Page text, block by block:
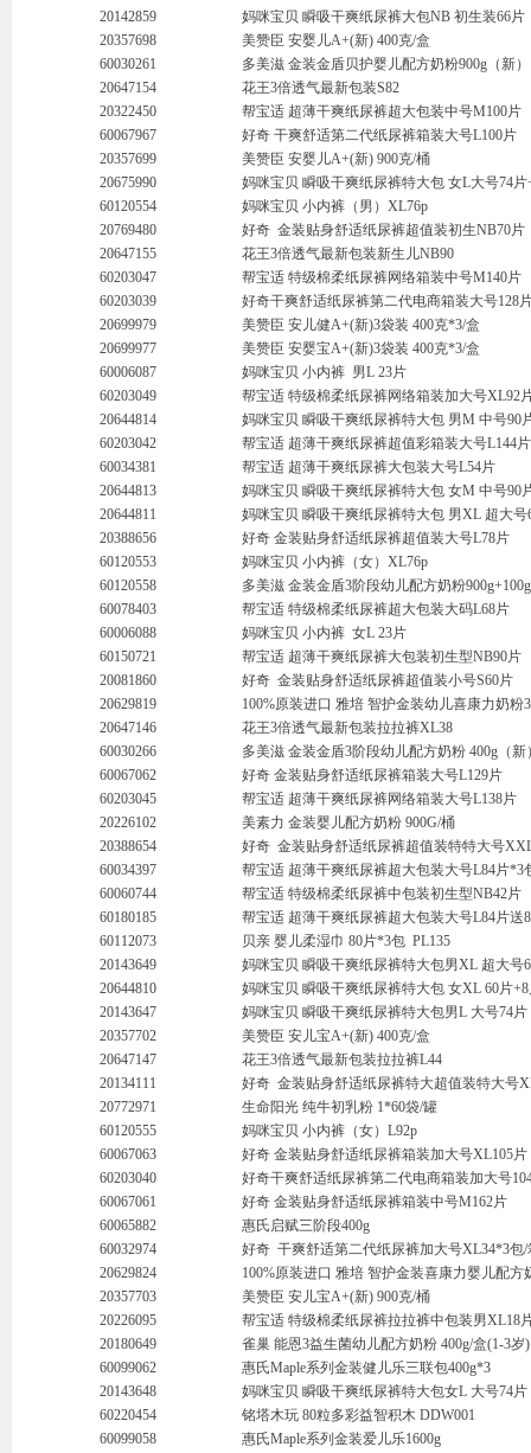
20142859
妈咪宝贝 瞬吸干爽纸尿裤大包NB 初生装66片
20357698
美赞臣 安婴儿A+(新) 400克/盒
60030261
多美滋 金装金盾贝护婴儿配方奶粉900g（新）
20647154
花王3倍透气最新包装S82
20322450
帮宝适 超薄干爽纸尿裤超大包装中号M100片
60067967
好奇 干爽舒适第二代纸尿裤箱装大号L100片
20357699
美赞臣 安婴儿A+(新) 900克/桶
20675990
妈咪宝贝 瞬吸干爽纸尿裤特大包 女L大号74片
60120554
妈咪宝贝 小内裤（男）XL76p
20769480
好奇 金装贴身舒适纸尿裤超值装初生NB70片
20647155
花王3倍透气最新包装新生儿NB90
60203047
帮宝适 特级棉柔纸尿裤网络箱装中号M140片
60203039
好奇干爽舒适纸尿裤第二代电商箱装大号128
20699979
美赞臣 安儿健A+(新)3袋装 400克*3/盒
20699977
美赞臣 安婴宝A+(新)3袋装 400克*3/盒
60006087
妈咪宝贝 小内裤 男L 23片
60203049
帮宝适 特级棉柔纸尿裤网络箱装加大号XL92
20644814
妈咪宝贝 瞬吸干爽纸尿裤特大包 男M 中号90
60203042
帮宝适 超薄干爽纸尿裤超值彩箱装大号L144片
60034381
帮宝适 超薄干爽纸尿裤大包装大号L54片
20644813
妈咪宝贝 瞬吸干爽纸尿裤特大包 女M 中号90
20644811
妈咪宝贝 瞬吸干爽纸尿裤特大包 男XL 超大号
20388656
好奇 金装贴身舒适纸尿裤超值装大号L78片
60120553
妈咪宝贝 小内裤（女）XL76p
60120558
多美滋 金装金盾3阶段幼儿配方奶粉
60078403
帮宝适 特级棉柔纸尿裤超大包装大码L68片
60006088
妈咪宝贝 小内裤 女L 23片
60150721
帮宝适 超薄干爽纸尿裤大包装初生型NB90片
20081860
好奇 金装贴身舒适纸尿裤超值装小号S60片
20629819
100%原装进口 雅培 智护金装幼儿喜康力奶粉
20647146
花王3倍透气最新包装拉拉裤XL38
60030266
多美滋 金装金盾3阶段幼儿配方奶粉 400g（新
60067062
好奇 金装贴身舒适纸尿裤箱装大号L129片
60203045
帮宝适 超薄干爽纸尿裤网络箱装大号L138片
20226102
美素力 金装婴儿配方奶粉 900G/桶
20388654
好奇 金装贴身舒适纸尿裤超值装特特大号
60034397
帮宝适 超薄干爽纸尿裤超大包装大号L84片*3
60060744
帮宝适 特级棉柔纸尿裤中包装初生型NB42片
60180185
帮宝适 超薄干爽纸尿裤超大包装大号L84片送
60112073
贝亲 婴儿柔湿巾 80片*3包 PL135
20143649
妈咪宝贝 瞬吸干爽纸尿裤特大包男XL 超大号
20644810
妈咪宝贝 瞬吸干爽纸尿裤特大包 女XL 60片
20143647
妈咪宝贝 瞬吸干爽纸尿裤特大包男L 大号74片
20357702
美赞臣 安儿宝A+(新) 400克/盒
20647147
花王3倍透气最新包装拉拉裤L44
20134111
好奇 金装贴身舒适纸尿裤特大超值装特大号
20772971
生命阳光 纯牛初乳粉 1*60袋/罐
60120555
妈咪宝贝 小内裤（女）L92p
60067063
好奇 金装贴身舒适纸尿裤箱装加大号XL105片
60203040
好奇干爽舒适纸尿裤第二代电商箱装加大号
60067061
好奇 金装贴身舒适纸尿裤箱装中号M162片
60065882
惠氏启赋三阶段400g
60032974
好奇 干爽舒适第二代纸尿裤加大号XL34*3包/
20629824
100%原装进口 雅培 智护金装喜康力婴儿配方
20357703
美赞臣 安儿宝A+(新) 900克/桶
20226095
帮宝适 特级棉柔纸尿裤拉拉裤中包装男XL18
20180649
雀巢 能恩3益生菌幼儿配方奶粉 400g/盒(1-3岁)
60099062
惠氏Maple系列金装健儿乐三联包400g*3
20143648
妈咪宝贝 瞬吸干爽纸尿裤特大包女L 大号74片
60220454
铭塔木玩 80粒多彩益智积木 DDW001
60099058
惠氏Maple系列金装爱儿乐1600g